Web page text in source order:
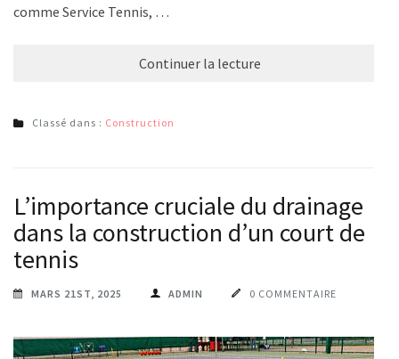
comme Service Tennis, …
Continuer la lecture
Classé dans : Construction
L’importance cruciale du drainage
dans la construction d’un court de
tennis
MARS 21ST, 2025 ADMIN 0 COMMENTAIRE